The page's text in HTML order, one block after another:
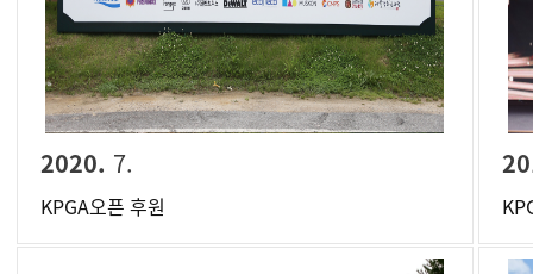
2020. 7.
KPGA오픈 후원